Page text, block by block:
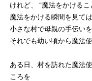
けれど、 “魔法をかけるこ
魔法をかける瞬間を見て
小さな村で母親の手伝い
それでも幼い頃から魔法
ある日、村を訪れた魔法
ころを